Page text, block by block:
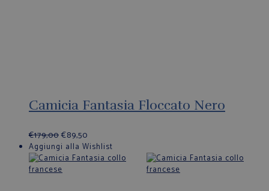
Camicia Fantasia Floccato Nero
€179,00€89,50
Aggiungi alla Wishlist